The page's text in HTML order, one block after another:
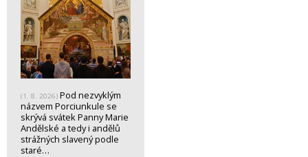
(1. 8. 2026) Pod nezvyklým
názvem Porciunkule se
skrývá svátek Panny Marie
Andělské a tedy i andělů
strážných slavený podle
staré…